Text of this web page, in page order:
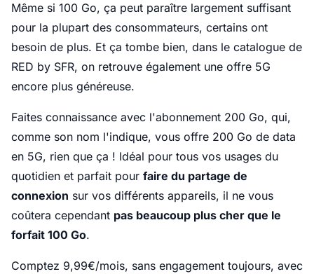
Même si 100 Go, ça peut paraître largement suffisant
pour la plupart des consommateurs, certains ont
besoin de plus. Et ça tombe bien, dans le catalogue de
RED by SFR, on retrouve également une offre 5G
encore plus généreuse.
Faites connaissance avec l'abonnement 200 Go, qui,
comme son nom l'indique, vous offre 200 Go de data
en 5G, rien que ça ! Idéal pour tous vos usages du
quotidien et parfait pour faire du partage de
connexion sur vos différents appareils, il ne vous
coûtera cependant pas beaucoup plus cher que le
forfait 100 Go.
Comptez 9,99€/mois, sans engagement toujours, avec